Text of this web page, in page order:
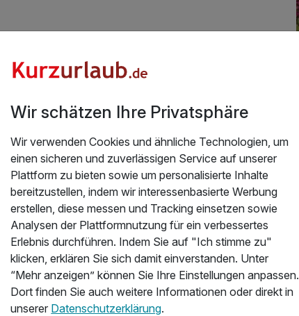
6 Tage
Personal ist sehr freundlich. Wir haben uns sehr
Liebe und Geschmack ausgestattet.Es gab keine
Therme sind alle
kommen.
Wir schätzen Ihre Privatsphäre
Wir verwenden Cookies und ähnliche Technologien, um
einen sicheren und zuverlässigen Service auf unserer
Plattform zu bieten sowie um personalisierte Inhalte
bereitzustellen, indem wir interessenbasierte Werbung
erstellen, diese messen und Tracking einsetzen sowie
Analysen der Plattformnutzung für ein verbessertes
Erlebnis durchführen. Indem Sie auf "Ich stimme zu"
klicken, erklären Sie sich damit einverstanden. Unter
“Mehr anzeigen” können Sie Ihre Einstellungen anpassen.
Dort finden Sie auch weitere Informationen oder direkt in
unserer Datenschutzerklärung.